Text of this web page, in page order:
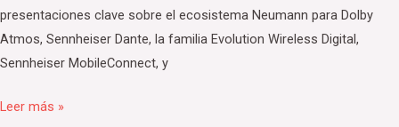
presentaciones clave sobre el ecosistema Neumann para Dolby
Atmos, Sennheiser Dante, la familia Evolution Wireless Digital,
Sennheiser MobileConnect, y
Leer más »